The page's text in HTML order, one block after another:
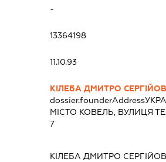
-
13364198
11.10.93
КІЛЕБА ДМИТРО
dossier.founderAddress
МІСТО КОВЕЛЬ, ВУЛИЦЯ
7
КІЛЕБА ДМИТРО